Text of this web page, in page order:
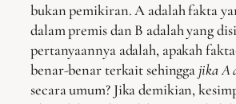
bukan pemikiran. A adalah fakta
dalam premis dan B adalah yang
pertanyaannya adalah, apakah
benar-benar terkait sehingga jika A
secara umum? Jika demikian,